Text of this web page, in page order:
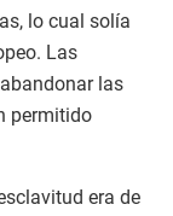
lo cual solía
Las
las
permitido
era de